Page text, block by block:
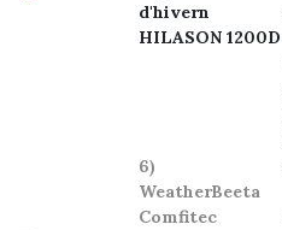
d'hivern
HILASON 1200D
6)
WeatherBeeta
Comfitec